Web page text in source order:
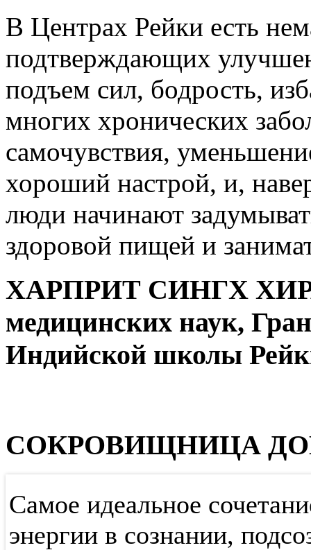
В Центрах Рейки есть
подтверждающих
подъем сил, бодрость,
многих хронических
самочувствия,
хороший настрой, и,
люди начинают
здоровой пищей и
ХАРПРИТ СИНГХ
медицинских наук,
Индийской школы
СОКРОВИЩНИЦА
Самое идеальное
энергии в сознании,